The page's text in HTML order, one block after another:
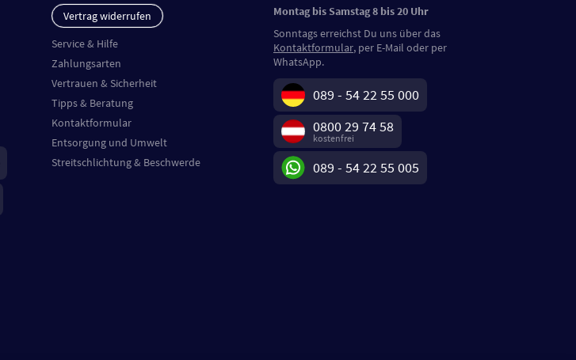
Vertrag widerrufen
Service & Hilfe
Zahlungsarten
Vertrauen & Sicherheit
Tipps & Beratung
Kontaktformular
Entsorgung und Umwelt
Streitschlichtung & Beschwerde
Montag bis Samstag 8 bis 20 Uhr
Sonntags erreichst Du uns über das
Kontaktformular, per E-Mail oder per
WhatsApp.
089 - 54 22 55 000
0800 29 74 58
kostenfrei
089 - 54 22 55 005